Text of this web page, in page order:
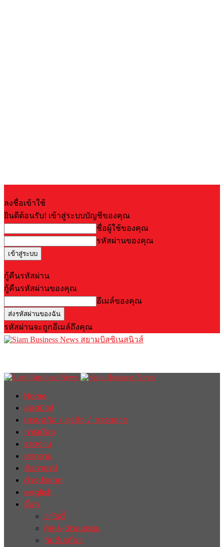
ลงชื่อเข้าใช้
ยินดีต้อนรับ! เข้าสู่ระบบบัญชีของคุณ
ชื่อผู้ใช้ของคุณ
รหัสผ่านของคุณ
กู้คืนรหัสผ่าน
กู้คืนรหัสผ่านของคุณ
อีเมล์ของคุณ
รหัสผ่านจะถูกอีเมล์ถึงคุณ
สยามบิสซิเนสนิวส์
Home
ฮอตนิวส์
เศรษฐกิจ / ธุรกิจ / การตลาด
การเมือง
รายงาน
บทความ
สัมภาษณ์
ต่างประเทศ
english
อื่นๆ
วาไรตี้
ศิลปะ-วัฒนธรรม
กินดื่มเที่ยว